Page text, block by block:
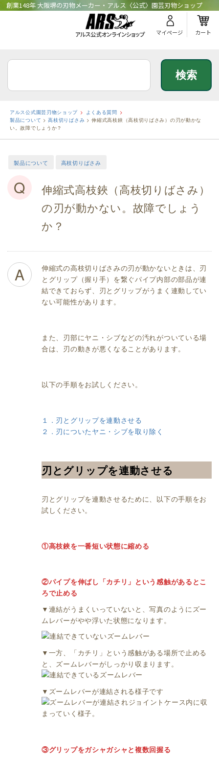
創業148年 大阪堺の刃物メーカー・アルス〈公式〉園芸刃物ショップ
マイページ カート
アルス公式園芸刃物ショップ
よくある質問
製品について >高枝切りばさみ >伸縮式高枝鋏（高枝切りばさみ）の刃が動かな
い。故障でしょうか？
製品について 高枝切りばさみ
Q
伸縮式高枝鋏（高枝切りばさみ）
の刃が動かない。故障でしょう
か？
A
伸縮式の高枝切りばさみの刃が動かないときは、刃
とグリップ（握り手）を繋ぐパイプ内部の部品が連
結できておらず、刃とグリップがうまく連動してい
ない可能性があります。
また、刃部にヤニ・シブなどの汚れがついている場
合は、刃の動きが悪くなることがあります。
以下の手順をお試しください。
１．刃とグリップを連動させる
２．刃についたヤニ・シブを取り除く
刃とグリップを連動させる
刃とグリップを連動させるために、以下の手順をお
試しください。
①高枝鋏を一番短い状態に縮める
②パイプを伸ばし「カチリ」という感触があるとこ
ろで止める
▼連結がうまくいっていないと、写真のようにズー
ムレバーがやや浮いた状態になります。
▼一方、「カチリ」という感触がある場所で止める
と、ズームレバーがしっかり収まります。
▼ズームレバーが連結される様子です
③グリップをガシャガシャと複数回握る